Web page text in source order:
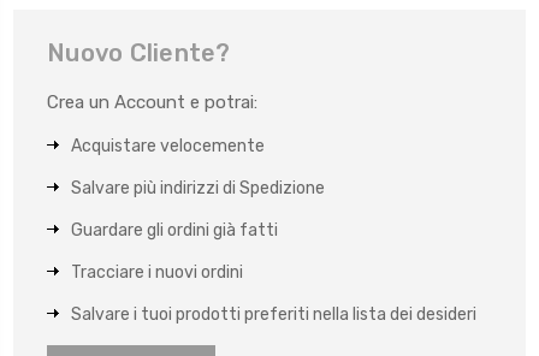
Nuovo Cliente?
Crea un Account e potrai:
Acquistare velocemente
Salvare più indirizzi di Spedizione
Guardare gli ordini già fatti
Tracciare i nuovi ordini
Salvare i tuoi prodotti preferiti nella lista dei desideri